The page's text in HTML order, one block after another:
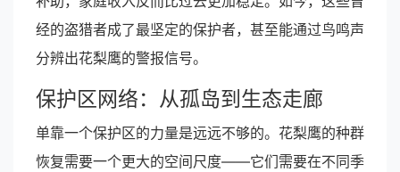
经的盗猎者成了最坚定的保护者，甚至能通过鸟鸣声
分辨出花梨鹰的警报信号。
保护区网络：从孤岛到生态走廊
单靠一个保护区的力量是远远不够的。花梨鹰的种群
恢复需要一个更大的空间尺度——它们需要在不同季